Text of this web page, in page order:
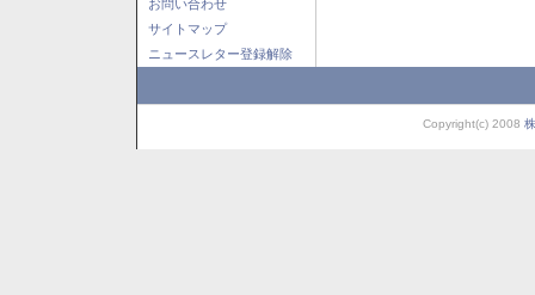
お問い合わせ
サイトマップ
ニュースレター登録解除
Copyright(c) 2008